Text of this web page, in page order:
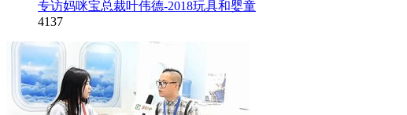
专访妈咪宝总裁叶伟德-2018玩具和婴童
4137